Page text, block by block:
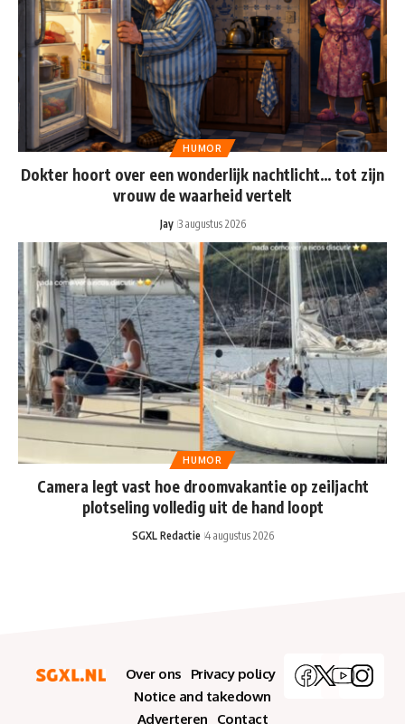
HUMOR
Dokter hoort over een wonderlijk nachtlicht… tot zijn
vrouw de waarheid vertelt
Jay 3 augustus 2026
HUMOR
Camera legt vast hoe droomvakantie op zeiljacht
plotseling volledig uit de hand loopt
SGXL Redactie 4 augustus 2026
Over ons
Privacy policy
Notice and takedown
Adverteren
Contact